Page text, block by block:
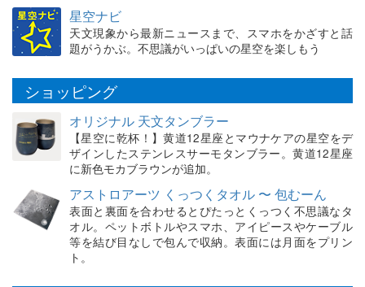
星空ナビ
天文現象から最新ニュースまで、スマホをかざすと話
題がうかぶ。不思議がいっぱいの星空を楽しもう
ショッピング
オリジナル 天文タンブラー
【星空に乾杯！】黄道12星座とマウナケアの星空をデ
ザインしたステンレスサーモタンブラー。黄道12星座
に新色モカブラウンが追加。
アストロアーツ くっつくタオル 〜 包むーん
表面と裏面を合わせるとぴたっとくっつく不思議なタ
オル。ペットボトルやスマホ、アイピースやケーブル
等を結び目なしで包んで収納。表面には月面をプリン
ト。